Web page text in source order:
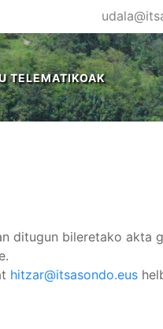
TELEMATIKOAK
ditugun bileretako akta
hitzar@itsasondo.eus